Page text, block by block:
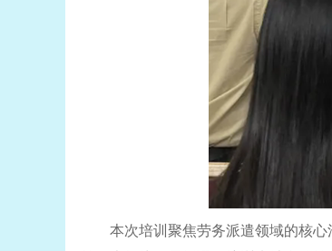
本次培训聚焦劳务派遣领域的核